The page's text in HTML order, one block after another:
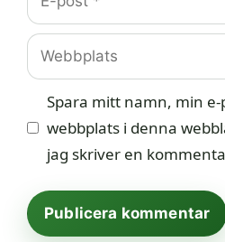
post
Webbplats
Spara mitt namn, min e-
webbplats i denna
jag skriver en